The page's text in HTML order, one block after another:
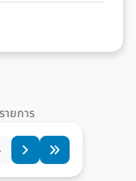
ยการ